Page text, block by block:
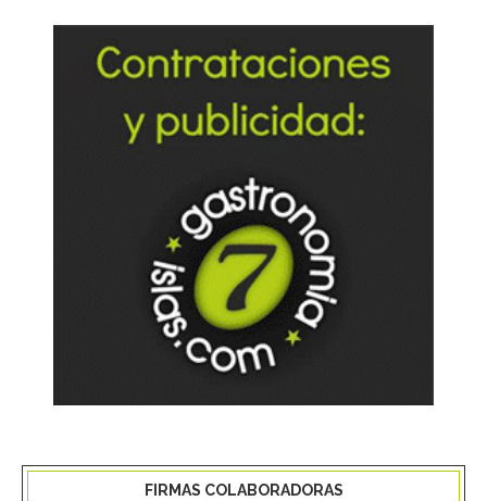
FIRMAS COLABORADORAS